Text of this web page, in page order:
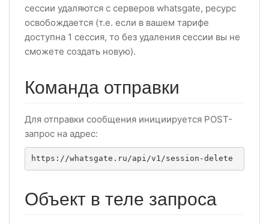
сессии удаляются с серверов whatsgate, ресурс
освобождается (т.е. если в вашем тарифе
доступна 1 сессия, то без удаления сессии вы не
сможете создать новую).
Команда отправки
Для отправки сообщения инициируется POST-
запрос на адрес:
https://whatsgate.ru/api/v1/session-delete
Объект в теле запроса